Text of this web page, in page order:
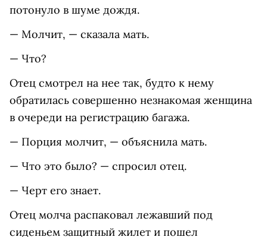
потонуло в шуме дождя.
— Молчит, — сказала мать.
— Что?
Отец смотрел на нее так, будто к нему
обратилась совершенно незнакомая женщина
в очереди на регистрацию багажа.
— Порция молчит, — объяснила мать.
— Что это было? — спросил отец.
— Черт его знает.
Отец молча распаковал лежавший под
сиденьем защитный жилет и пошел